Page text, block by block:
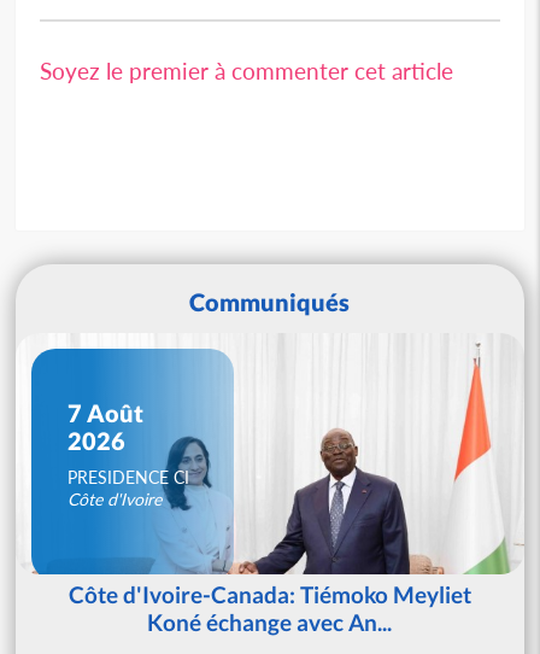
Soyez le premier à commenter cet article
Communiqués
7 Août
2026
PRESIDENCE CI
Côte d'Ivoire
Côte d'Ivoire-Canada: Tiémoko Meyliet
Koné échange avec An...